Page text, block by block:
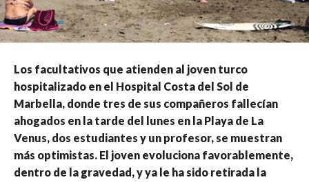
Los facultativos que atienden al joven turco
hospitalizado en el Hospital Costa del Sol de
Marbella, donde tres de sus compañeros fallecían
ahogados en la tarde del lunes en la Playa de La
Venus, dos estudiantes y un profesor, se muestran
más optimistas. El joven evoluciona favorablemente,
dentro de la gravedad, y ya le ha sido retirada la